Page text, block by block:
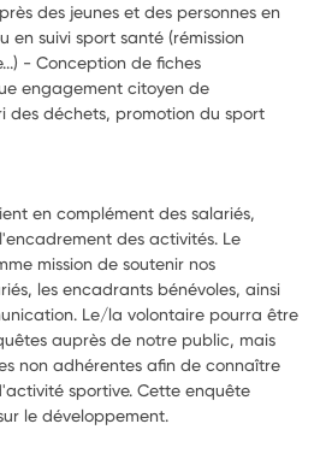
des jeunes et des personnes en
suivi sport santé (rémission
- Conception de fiches
engagement citoyen de
des déchets, promotion du sport
en complément des salariés,
des activités. Le
mission de soutenir nos
les encadrants bénévoles, ainsi
Le/la volontaire pourra être
auprès de notre public, mais
non adhérentes afin de connaître
sportive. Cette enquête
le développement.